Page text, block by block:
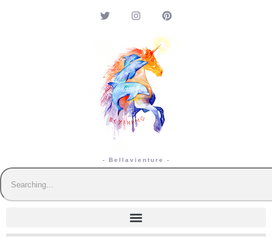
- Bellavienture -